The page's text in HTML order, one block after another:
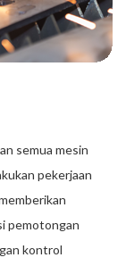
semua mesin
pekerjaan
pemotongan
kontrol